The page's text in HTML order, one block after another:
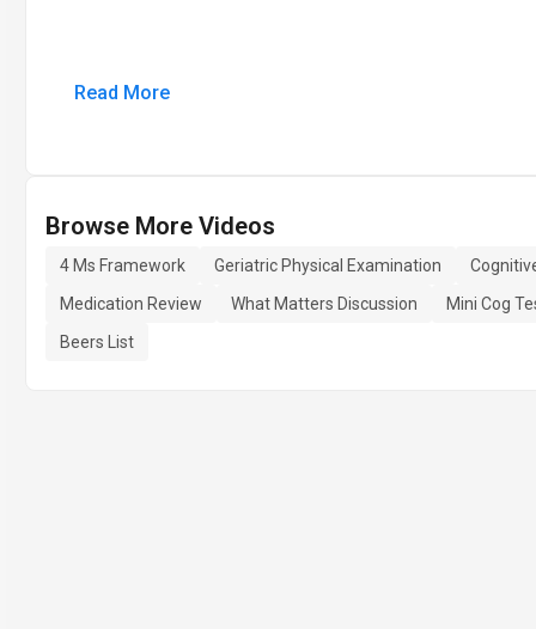
Read More
Browse More Videos
4 Ms Framework Geriatric Physical Examination
Medication Review
What Matters Discussion
Mini Cog
Beers List